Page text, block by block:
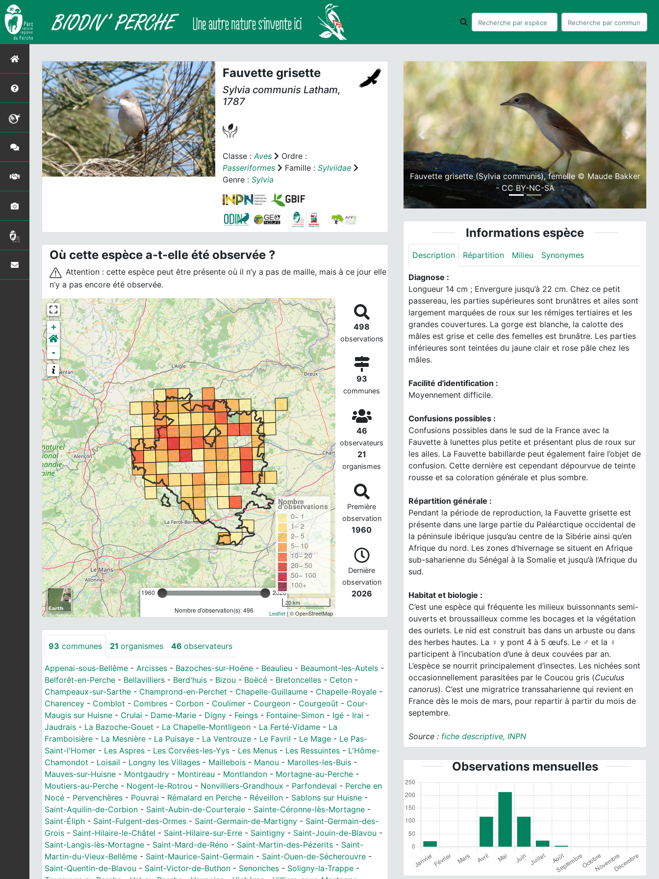
Fauvette grisette
Sylvia communis Latham,
1787
Classe :Aves
Ordre :
Passeriformes
Famille : Sylviidae
Genre : Sylvia
Où cette espèce a-t-elle été observée ?
Attention : cette espèce peut être présente où il n’y a pas de maille, mais à ce jour elle
n’y a pas encore été observée.
+
-
1960 2026
Nombre d'observation(s): 496
Nombre
d'observations
0– 1
1– 2
2– 5
5– 10
10– 20
20– 50
50– 100
100+
20 km
Leaflet| © OpenStreetMap
498
observations
93
communes
46
observateurs
21
organismes
Première
observation
1960
Dernière
observation
2026
93 communes 21 organismes 46 observateurs
Appenai-sous-Bellême - Arcisses - Bazoches-sur-Hoëne - Beaulieu - Beaumont-les-Autels -
Belforêt-en-Perche - Bellavilliers - Berd'huis - Bizou - Boëcé - Bretoncelles - Ceton -
Champeaux-sur-Sarthe - Champrond-en-Perchet - Chapelle-Guillaume - Chapelle-Royale -
Charencey - Comblot - Combres - Corbon - Coulimer - Courgeon - Courgeoût - Cour-
Maugis sur Huisne - Crulai - Dame-Marie - Digny - Feings - Fontaine-Simon - Igé - Irai -
Jaudrais - La Bazoche-Gouet - La Chapelle-Montligeon - La Ferté-Vidame - La
Framboisière - La Mesnière - La Puisaye - La Ventrouze - Le Favril - Le Mage - Le Pas-
Saint-l'Homer - Les Aspres - Les Corvées-les-Yys - Les Menus - Les Ressuintes - L'Hôme-
Chamondot - Loisail - Longny les Villages - Maillebois - Manou - Marolles-les-Buis -
Mauves-sur-Huisne - Montgaudry - Montireau - Montlandon - Mortagne-au-Perche -
Moutiers-au-Perche - Nogent-le-Rotrou - Nonvilliers-Grandhoux - Parfondeval - Perche en
Nocé - Pervenchères - Pouvrai - Rémalard en Perche - Réveillon - Sablons sur Huisne -
Saint-Aquilin-de-Corbion - Saint-Aubin-de-Courteraie - Sainte-Céronne-lès-Mortagne -
Saint-Éliph - Saint-Fulgent-des-Ormes - Saint-Germain-de-Martigny - Saint-Germain-des-
Grois - Saint-Hilaire-le-Châtel - Saint-Hilaire-sur-Erre - Saintigny - Saint-Jouin-de-Blavou -
Saint-Langis-lès-Mortagne - Saint-Mard-de-Réno - Saint-Martin-des-Pézerits - Saint-
Martin-du-Vieux-Bellême - Saint-Maurice-Saint-Germain - Saint-Ouen-de-Sécherouvre -
Saint-Quentin-de-Blavou - Saint-Victor-de-Buthon - Senonches - Soligny-la-Trappe -
Fauvette grisette (Sylvia communis), femelle © Maude Bakker
- CC BY-NC-SA
Previous Next
Informations espèce
Description Répartition Milieu Synonymes
Diagnose :
Longueur 14 cm ; Envergure jusqu’à 22 cm. Chez ce petit
passereau, les parties supérieures sont brunâtres et ailes sont
largement marquées de roux sur les rémiges tertiaires et les
grandes couvertures. La gorge est blanche, la calotte des
mâles est grise et celle des femelles est brunâtre. Les parties
inférieures sont teintées du jaune clair et rose pâle chez les
mâles.
Facilité d'identification :
Moyennement difficile.
Confusions possibles :
Confusions possibles dans le sud de la France avec la
Fauvette à lunettes plus petite et présentant plus de roux sur
les ailes. La Fauvette babillarde peut également faire l’objet de
confusion. Cette dernière est cependant dépourvue de teinte
rousse et sa coloration générale et plus sombre.
Répartition générale :
Pendant la période de reproduction, la Fauvette grisette est
présente dans une large partie du Paléarctique occidental de
la péninsule ibérique jusqu’au centre de la Sibérie ainsi qu’en
Afrique du nord. Les zones d’hivernage se situent en Afrique
sub-saharienne du Sénégal à la Somalie et jusqu’à l’Afrique du
sud.
Habitat et biologie :
C’est une espèce qui fréquente les milieux buissonnants semi-
ouverts et broussailleux comme les bocages et la végétation
des ourlets. Le nid est construit bas dans un arbuste ou dans
des herbes hautes. La ♀ y pont 4 à 5 œufs. Le ♂ et la ♀
participent à l’incubation d’une à deux couvées par an.
L’espèce se nourrit principalement d’insectes. Les nichées sont
occasionnellement parasitées par le Coucou gris (Cuculus
canorus). C’est une migratrice transsaharienne qui revient en
France dès le mois de mars, pour repartir à partir du mois de
septembre.
Source : fiche descriptive, INPN
Observations mensuelles